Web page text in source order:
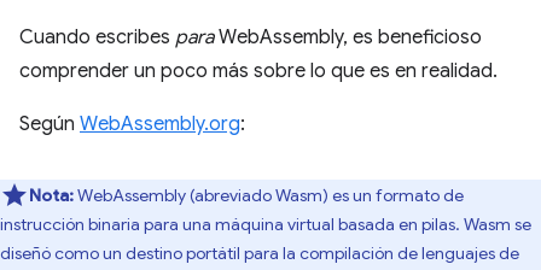
Cuando escribes paraWebAssembly, es beneficioso
comprender un poco más sobre lo que es en realidad.
Según WebAssembly.org:
Nota:WebAssembly (abreviado Wasm) es un formato de
instrucción binaria para una máquina virtual basada en pilas. Wasm se
diseñó como un destino portátil para la compilación de lenguajes de